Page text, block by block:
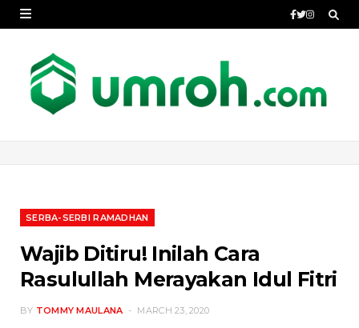
SERBA-SERBI RAMADHAN
Wajib Ditiru! Inilah Cara
Rasulullah Merayakan Idul Fitri
BY TOMMY MAULANA MARCH 23, 2020